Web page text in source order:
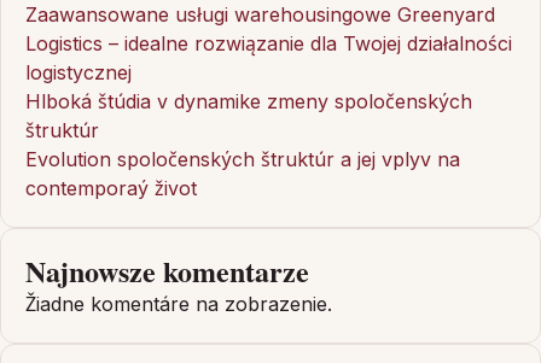
Zaawansowane usługi warehousingowe Greenyard
Logistics – idealne rozwiązanie dla Twojej działalności
logistycznej
Hlboká štúdia v dynamike zmeny spoločenských
štruktúr
Evolution spoločenských štruktúr a jej vplyv na
contemporaý život
Najnowsze komentarze
Žiadne komentáre na zobrazenie.